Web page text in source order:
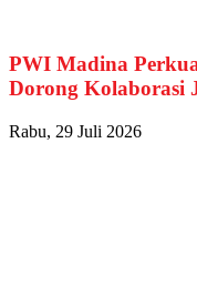
PWI Madina
Dorong Kolaborasi
Rabu, 29 Juli 2026